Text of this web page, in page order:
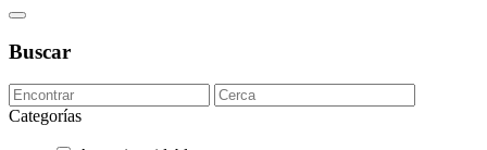
Buscar
Categorías